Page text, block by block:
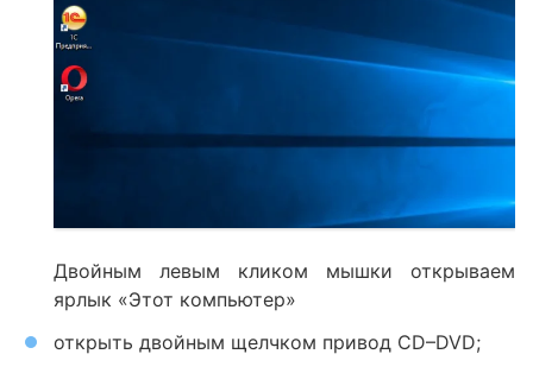
Двойным левым кликом мышки открываем
ярлык «Этот компьютер»
открыть двойным щелчком привод CD–DVD;